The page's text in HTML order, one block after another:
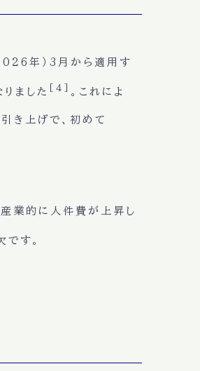
年）3月から適用す
ました [4] 。これによ
き上げで、初めて
業的に人件費が上昇し
す。